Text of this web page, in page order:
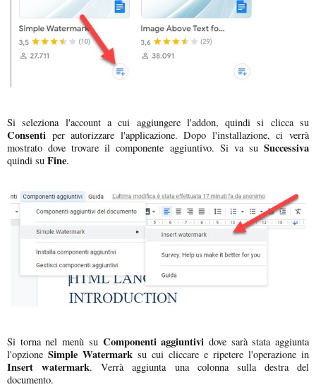
Si seleziona l'account a cui aggiungere l'addon, quindi si clicca su
Consenti per autorizzare l'applicazione. Dopo l'installazione, ci verrà
mostrato dove trovare il componente aggiuntivo. Si va suSuccessiva
quindi su Fine.
Si torna nel menù su Componenti aggiuntivi dove sarà stata aggiunta
l'opzione Simple Watermark su cui cliccare e ripetere l'operazione in
Insert watermark. Verrà aggiunta una colonna sulla destra del
documento.